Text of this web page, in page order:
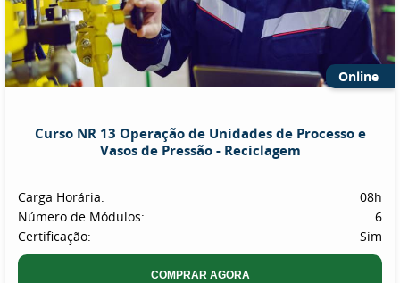
Online
Curso NR 13 Operação de Unidades de Processo e
Vasos de Pressão - Reciclagem
Carga Horária:
08h
Número de Módulos:
6
Certificação:
Sim
COMPRAR AGORA